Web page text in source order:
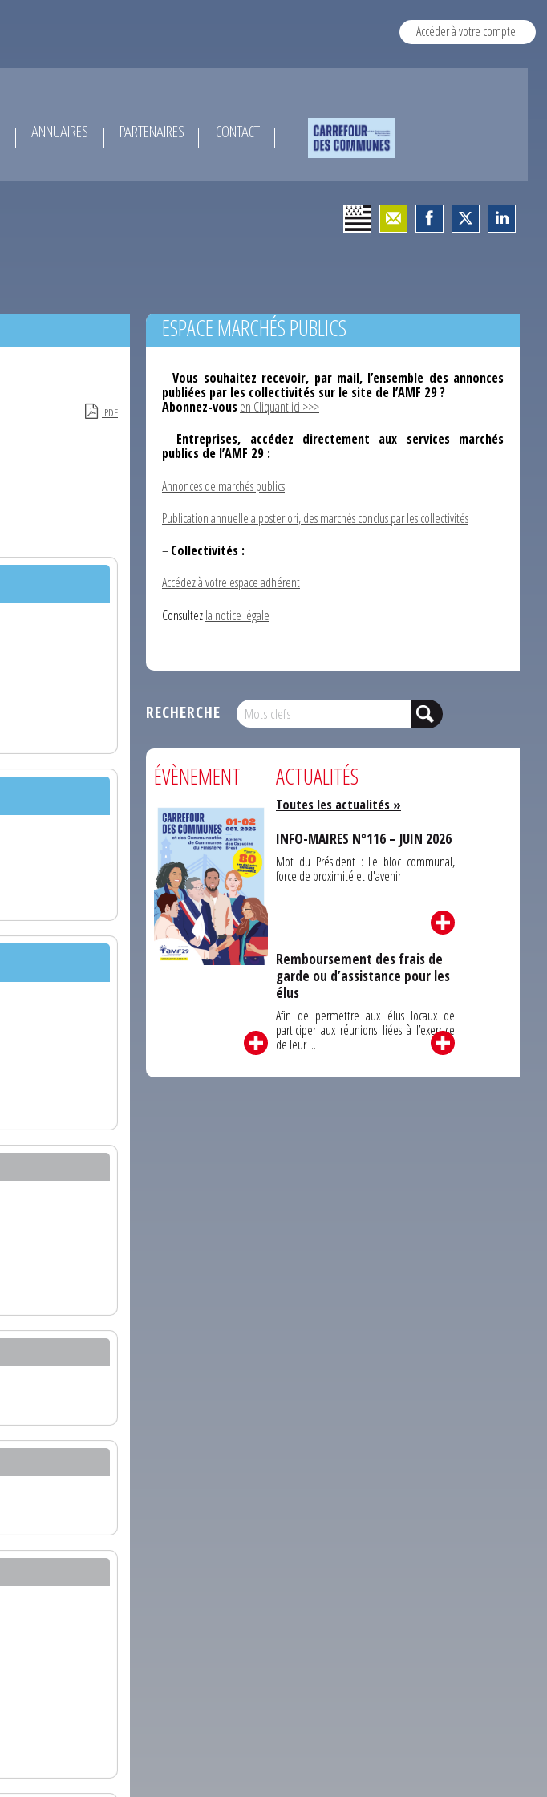
Accéder à votre compte
ANNUAIRES PARTENAIRES CONTACT
PDF
ESPACE MARCHÉS PUBLICS
–Vous souhaitez recevoir, par mail, l’ensemble des annonces
publiées par les collectivités sur le site de l’AMF 29 ?
Abonnez-vousen Cliquant ici >>>
– Entreprises, accédez directement aux services marchés
publics de l’AMF 29 :
Annonces de marchés publics
Publication annuelle a posteriori, des marchés conclus par les collectivités
–Collectivités :
Accédez à votre espace adhérent
Consultezla notice légale
RECHERCHE
ÉVÈNEMENT ACTUALITÉS
Toutes les actualités »
INFO-MAIRES N°116 – JUIN 2026
Mot du Président : Le bloc communal,
force de proximité et d'avenir
Remboursement des frais de
garde ou d’assistance pour les
élus
Afin de permettre aux élus locaux de
participer aux réunions liées à l’exercice
de leur ...